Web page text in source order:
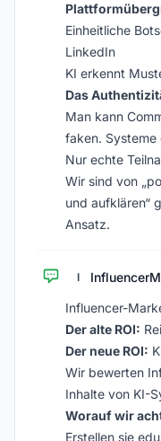
Einheitliche
LinkedIn
KI erkennt
Das
Man kann
faken. Systeme
Nur echte
Wir sind von
und aufklären“
Ansatz.
I
Influencer-
Der alte ROI:
Der neue ROI:
Wir bewerten
Inhalte von KI-
Worauf wir
Erstellen sie